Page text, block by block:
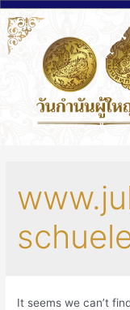
It seems we can’t